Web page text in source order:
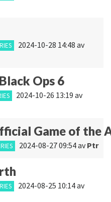
2024-10-28 14:48 av
Ops 6
2024-10-26 13:19 av
Game of the
2024-08-27 09:54avPtr
2024-08-25 10:14av